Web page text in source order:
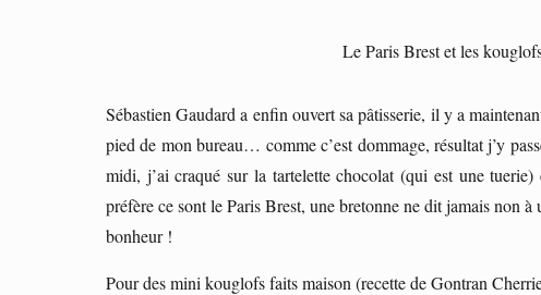
Le Paris Brest et les
Sébastien Gaudard a enfin ouvert sa pâtisserie, il y a
pied de mon bureau… comme c’est dommage, résultat j’y
midi, j’ai craqué sur la tartelette chocolat (qui est une
préfère ce sont le Paris Brest, une bretonne ne dit jamais non
bonheur !
Pour des mini kouglofs faits maison (recette de Gontran